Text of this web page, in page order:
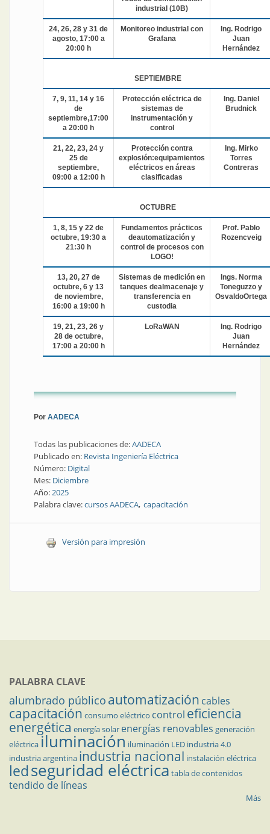
industrial (10B)
24, 26, 28 y 31 de
agosto, 17:00 a
20:00 h
Monitoreo industrial con
Grafana
Ing. Rodrigo
Juan
Hernández
SEPTIEMBRE
7, 9, 11, 14 y 16
de
septiembre,17:00
a 20:00 h
Protección eléctrica de
sistemas de
instrumentación y
control
Ing. Daniel
Brudnick
21, 22, 23, 24 y
25 de
septiembre,
09:00 a 12:00 h
Protección contra
explosión:equipamientos
eléctricos en áreas
clasificadas
Ing. Mirko
Torres
Contreras
OCTUBRE
1, 8, 15 y 22 de
octubre, 19:30 a
21:30 h
Fundamentos prácticos
deautomatización y
control de procesos con
LOGO!
Prof. Pablo
Rozencveig
13, 20, 27 de
octubre, 6 y 13
de noviembre,
16:00 a 19:00 h
Sistemas de medición en
tanques dealmacenaje y
transferencia en
custodia
Ings. Norma
Toneguzzo y
OsvaldoOrtega
19, 21, 23, 26 y
28 de octubre,
17:00 a 20:00 h
LoRaWAN
Ing. Rodrigo
Juan
Hernández
Por AADECA
Todas las publicaciones de:AADECA
Publicado en: Revista Ingeniería Eléctrica
Número: Digital
Mes: Diciembre
Año:2025
Palabra clave:cursos AADECA capacitación
Versión para impresión
PALABRA CLAVE
alumbrado público automatización cables
capacitación consumo eléctrico control eficiencia
energética energía solar energías renovables generación
eléctricailuminación iluminación LED industria 4.0
industria argentina industria nacional instalación eléctrica
ledseguridad eléctrica tabla de contenidos
tendido de líneas
Más